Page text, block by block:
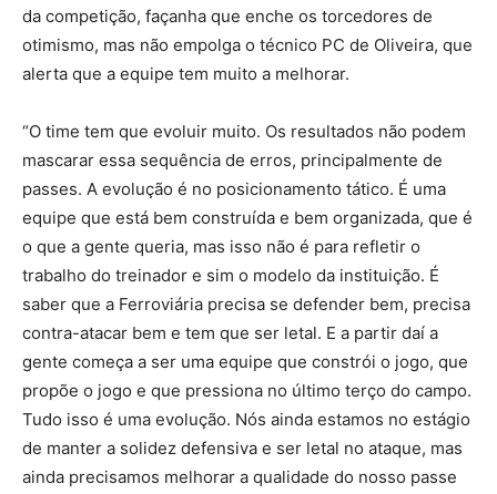
da competição, façanha que enche os torcedores de
otimismo, mas não empolga o técnico PC de Oliveira, que
alerta que a equipe tem muito a melhorar.
“O time tem que evoluir muito. Os resultados não podem
mascarar essa sequência de erros, principalmente de
passes. A evolução é no posicionamento tático. É uma
equipe que está bem construída e bem organizada, que é
o que a gente queria, mas isso não é para refletir o
trabalho do treinador e sim o modelo da instituição. É
saber que a Ferroviária precisa se defender bem, precisa
contra-atacar bem e tem que ser letal. E a partir daí a
gente começa a ser uma equipe que constrói o jogo, que
propõe o jogo e que pressiona no último terço do campo.
Tudo isso é uma evolução. Nós ainda estamos no estágio
de manter a solidez defensiva e ser letal no ataque, mas
ainda precisamos melhorar a qualidade do nosso passe